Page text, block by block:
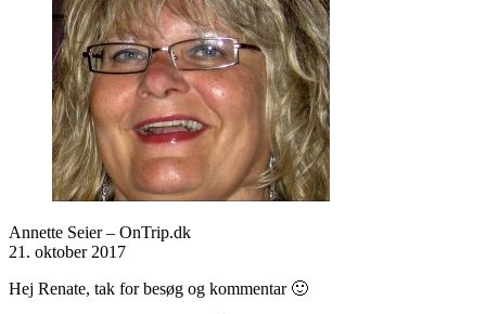
Annette Seier – OnTrip.dk
21. oktober 2017
Hej Renate, tak for besøg og kommentar 🙂